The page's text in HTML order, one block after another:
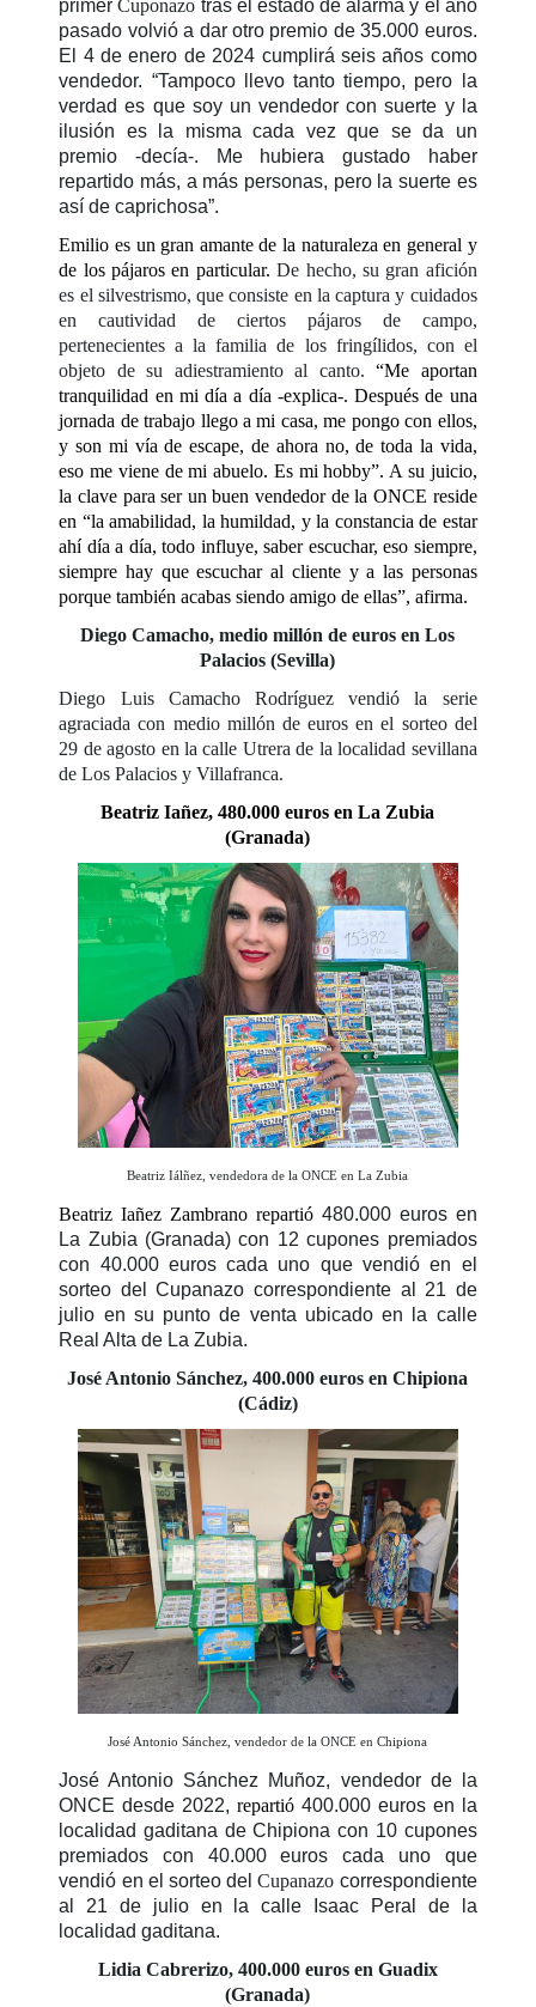
primerCuponazo tras el estado de alarma y el año
pasado volvió a dar otro premio de 35.000 euros.
El 4 de enero de 2024 cumplirá seis años como
vendedor. “Tampoco llevo tanto tiempo, pero la
verdad es que soy un vendedor con suerte y la
ilusión es la misma cada vez que se da un
premio -decía-. Me hubiera gustado haber
repartido más, a más personas, pero la suerte es
así de caprichosa”.
Emilio es un gran amante de la naturaleza en general y
de los pájaros en particular.De hecho, su gran afición
es el silvestrismo, que consiste en la captura y cuidados
en cautividad de ciertos pájaros de campo,
pertenecientes a la familia de los fringílidos, con el
objeto de su adiestramiento al canto.“Me aportan
tranquilidad en mi día a día -explica-. Después de una
jornada de trabajo llego a mi casa, me pongo con ellos,
y son mi vía de escape, de ahora no, de toda la vida,
eso me viene de mi abuelo. Es mi hobby”. A su juicio,
la clave para ser un buen vendedor de la ONCE reside
en “la amabilidad, la humildad, y la constancia de estar
ahí día a día, todo influye, saber escuchar, eso siempre,
siempre hay que escuchar al cliente y a las personas
porque también acabas siendo amigo de ellas”, afirma.
Diego Camacho, medio millón de euros en Los
Palacios (Sevilla)
Diego Luis Camacho Rodríguez vendió la serie
agraciada con medio millón de euros en el sorteo del
29 de agosto en la calle Utrera de la localidad sevillana
de Los Palacios y Villafranca.
Beatriz Iañez, 480.000 euros en La Zubia
(Granada)
Beatriz Iálñez, vendedora de la ONCE en La Zubia
Beatriz Iañez Zambrano repartió 480.000 euros en
La Zubia (Granada) con 12 cupones premiados
con 40.000 euros cada uno que vendió en el
sorteo del Cupanazo correspondiente al 21 de
julio en su punto de venta ubicado en la calle
Real Alta de La Zubia.
José Antonio Sánchez, 400.000 euros en Chipiona
(Cádiz)
José Antonio Sánchez, vendedor de la ONCE en Chipiona
José Antonio Sánchez Muñoz, vendedor de la
ONCE desde 2022,repartió 400.000 euros en la
localidad gaditana de Chipiona con 10 cupones
premiados con 40.000 euros cada uno que
vendió en el sorteo delCupanazo correspondiente
al 21 de julio en la calle Isaac Peral de la
localidad gaditana.
Lidia Cabrerizo, 400.000 euros en Guadix
(Granada)